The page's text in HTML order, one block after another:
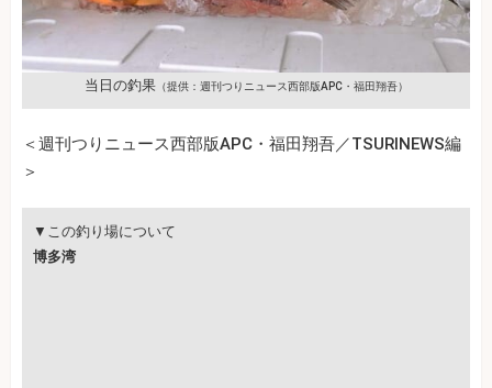
当日の釣果（提供：週刊つりニュース西部版APC・福田翔吾）
＜週刊つりニュース西部版APC・福田翔吾／TSURINEWS編
＞
▼この釣り場について
博多湾